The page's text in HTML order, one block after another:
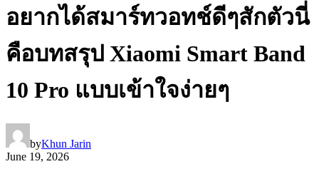
อยากได้สมาร์ทวอทช์ดีๆสักตัวนี่
คือบทสรุป Xiaomi Smart Band
10 Pro แบบเข้าใจง่ายๆ
byKhun Jarin
June 19, 2026